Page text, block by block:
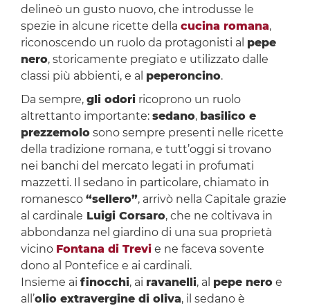
delineò un gusto nuovo, che introdusse le
spezie in alcune ricette della cucina romana,
riconoscendo un ruolo da protagonisti al pepe
nero, storicamente pregiato e utilizzato dalle
classi più abbienti, e al peperoncino.
Da sempre, gli odoriricoprono un ruolo
altrettanto importante: sedano, basilico e
prezzemolosono sempre presenti nelle ricette
della tradizione romana, e tutt’oggi si trovano
nei banchi del mercato legati in profumati
mazzetti. Il sedano in particolare, chiamato in
romanesco “sellero”, arrivò nella Capitale grazie
al cardinale Luigi Corsaro, che ne coltivava in
abbondanza nel giardino di una sua proprietà
vicino Fontana di Trevie ne faceva sovente
dono al Pontefice e ai cardinali.
Insieme ai finocchi, ai ravanelli, al pepe neroe
all’olio extravergine di oliva, il sedano è